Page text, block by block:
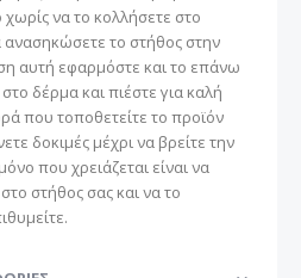
να το κολλήσετε στο
το στήθος στην
αυτή εφαρμόστε και το επάνω
δέρμα και πιέστε για καλή
που τοποθετείτε το προϊόν
δοκιμές μέχρι να βρείτε την
που χρειάζεται είναι να
στήθος σας και να το